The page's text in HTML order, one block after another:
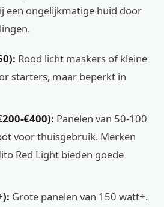
een ongelijkmatige huid door
Rood licht maskers of kleine
starters, maar beperkt in
€400): Panelen van 50-100
voor thuisgebruik. Merken
Red Light bieden goede
Grote panelen van 150 watt+.